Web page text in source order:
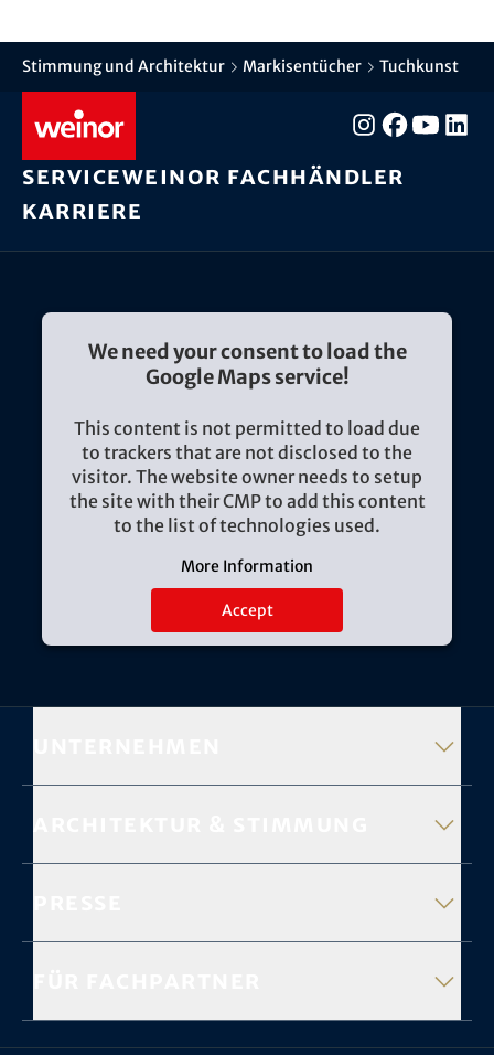
Stimmung und Architektur Markisentücher Tuchkunst
Serviceweinor Fachhändler
Karriere
We need your consent to load the
Google Maps service!
This content is not permitted to load due
to trackers that are not disclosed to the
visitor. The website owner needs to setup
the site with their CMP to add this content
to the list of technologies used.
More Information
Accept